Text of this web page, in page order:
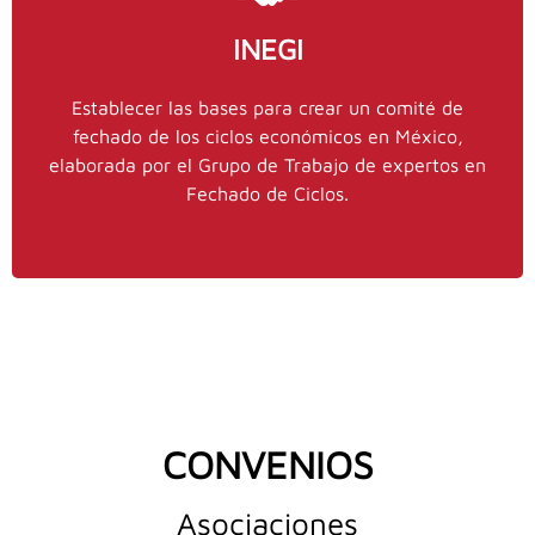
INEGI
Establecer las bases para crear un comité de
fechado de los ciclos económicos en México,
elaborada por el Grupo de Trabajo de expertos en
Fechado de Ciclos.
Stephanie Tinajero,
stinajero@imef.org.mx
y
55
9151 5100
ext. 0
CONVENIOS
Asociaciones